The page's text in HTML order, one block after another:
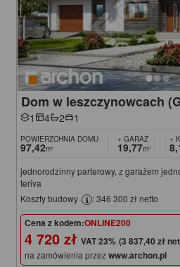
Dom w leszczynowcach
1 4 2 1
POWIERZCHNIA DOMU
97,42m²
+ GARAŻ
19,77m²
+
jednorodzinny parterowy, z garażem
teriva
Koszty budowy
: 346 300 zł netto
Cena z kodem:ONLINE200
4 720 zł (3 837,40 zł
na zamówienia przezwww.archon.pl